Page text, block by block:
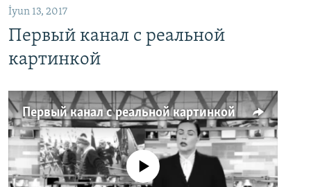
İyun 13, 2017
Первый канал с реальной
картинкой
Первый канал с реальной картинкой
No media source currently available